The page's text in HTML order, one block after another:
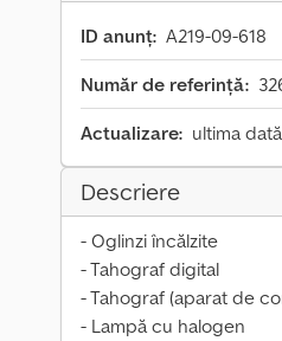
ID anunț: A219-09-618
Număr de referință:
Actualizare: ultima
Descriere
- Oglinzi încălzite
- Tahograf digital
- Tahograf (aparat de
- Lampă cu halogen